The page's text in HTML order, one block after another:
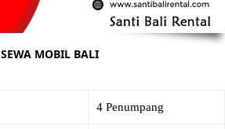
SEWA MOBIL BALI
4 Penumpang